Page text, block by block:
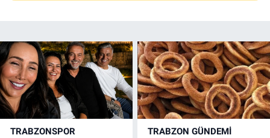
TRABZONSPOR TRABZON GÜNDEMİ